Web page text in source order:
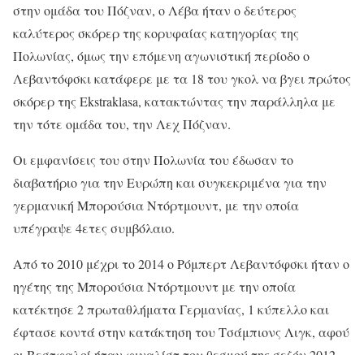
στην ομάδα του Πόζναν, ο Λέβα ήταν ο δεύτερος
καλύτερος σκόρερ της κορυφαίας κατηγορίας της
Πολωνίας, όμως την επόμενη αγωνιστική περίοδο ο
Λεβαντόφσκι κατάφερε με τα 18 του γκολ να βγει πρώτος
σκόρερ της Ekstraklasa, κατακτώντας την παράλληλα με
την τότε ομάδα του, την Λεχ Πόζναν.
Οι εμφανίσεις του στην Πολωνία του έδωσαν το
διαβατήριο για την Ευρώπη και συγκεκριμένα για την
γερμανική Μπορούσια Ντόρτμουντ, με την οποία
υπέγραψε 4ετες συμβόλαιο.
Από το 2010 μέχρι το 2014 ο Ρόμπερτ Λεβαντόφσκι ήταν ο
ηγέτης της Μπορούσια Ντόρτμουντ με την οποία
κατέκτησε 2 πρωταθλήματα Γερμανίας, 1 κύπελλο και
έφτασε κοντά στην κατάκτηση του Τσάμπιονς Λιγκ, αφού